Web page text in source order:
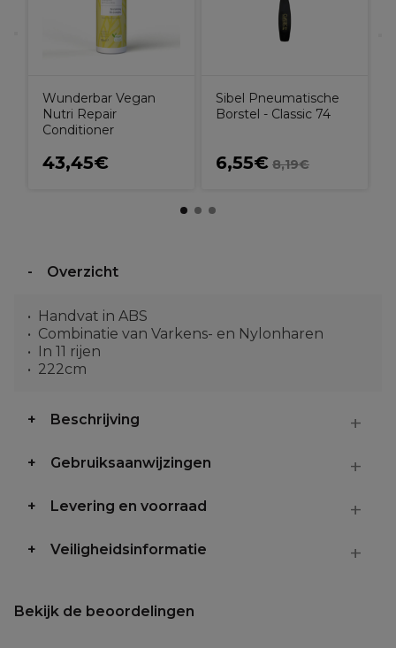
Wunderbar Vegan
Nutri Repair
Conditioner
43,45€
Sibel Pneumatische
Borstel - Classic 74
6,55€ 8,19€
Overzicht
Handvat in ABS
Combinatie van Varkens- en Nylonharen
In 11 rijen
222cm
Beschrijving
Gebruiksaanwijzingen
Levering en voorraad
Veiligheidsinformatie
Bekijk de beoordelingen